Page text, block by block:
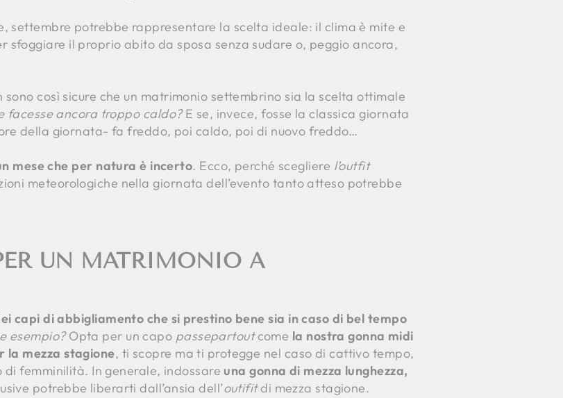
settembre potrebbe rappresentare la scelta ideale: il clima è mite e
sfoggiare il proprio abito da sposa senza sudare o, peggio ancora,
così sicure che un matrimonio settembrino sia la scelta ottimale
facesse ancora troppo caldo?E se, invece, fosse la classica giornata
ore della giornata- fa freddo, poi caldo, poi di nuovo freddo…
mese che per natura è incerto. Ecco, perché scegliere l’outfit
meteorologiche nella giornata dell’evento tanto atteso potrebbe
UN MATRIMONIO A
capi di abbigliamento che si prestino bene sia in caso di bel tempo
esempio?Opta per un capo passepartoutcome la nostra gonna midi
la mezza stagione, ti scopre ma ti protegge nel caso di cattivo tempo,
femminilità. In generale, indossare una gonna di mezza lunghezza,
potrebbe liberarti dall’ansia dell’outifitdi mezza stagione.